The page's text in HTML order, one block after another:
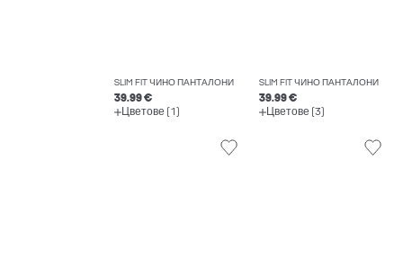
SLIM FIT ЧИНО ПАНТАЛОНИ
39.99 €
Цветове (1)
SLIM FIT ЧИНО ПАНТАЛОНИ
39.99 €
Цветове (3)